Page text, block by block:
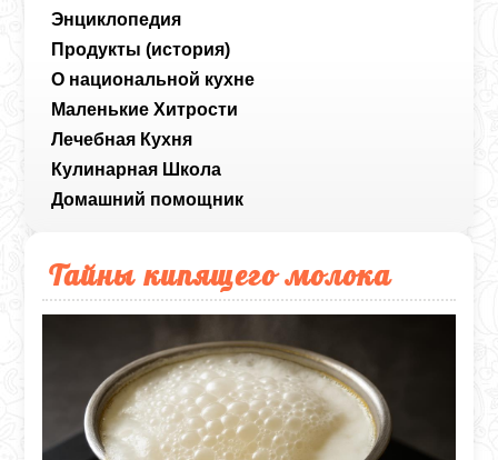
Энциклопедия
Продукты (история)
О национальной кухне
Маленькие Хитрости
Лечебная Кухня
Кулинарная Школа
Домашний помощник
Тайны кипящего молока